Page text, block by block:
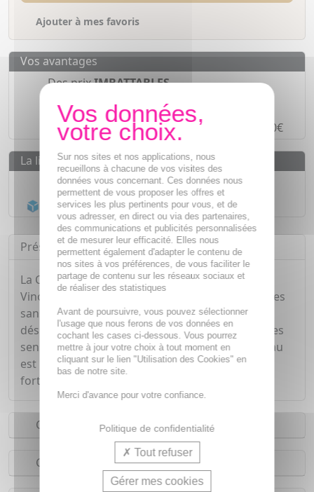
Ajouter à mes favoris
Vos avantages
Des prixIMBATTABLES
Paiement en ligne
SÉCURISÉ
Paiement en 4 fois sans frais à partir de 30€
La livraison
Livraison gratuite dès 55€
Acheminement Chronoposten 24h*
Présentation
La Crème Réparatrice Mains et Ongles
Vinotherapist™ nourrit et répare les mains sèches
sans effet gras, tout en les protégeant de la
déshydratation et des agressions extérieures. Les
sensations de tiraillements sont apaisées, la peau
est plus douce et les ongles et cuticules sont
fortifiés.
Conseils d'utilisation
Composition
Sur nos sites et nos applications, nous
recueillons à chacune de vos visites des
données vous concernant. Ces données nous
permettent de vous proposer les offres et
services les plus pertinents pour vous, et de
vous adresser, en direct ou via des partenaires,
des communications et publicités personnalisées
et de mesurer leur efficacité. Elles nous
permettent également d'adapter le contenu de
nos sites à vos préférences, de vous faciliter le
partage de contenu sur les réseaux sociaux et
de réaliser des statistiques
Avant de poursuivre, vous pouvez sélectionner
l'usage que nous ferons de vos données en
cochant les cases ci-dessous. Vous pourrez
mettre à jour votre choix à tout moment en
cliquant sur le lien "Utilisation des Cookies" en
bas de notre site.
Merci d'avance pour votre confiance.
Politique de confidentialité
Tout refuser
Gérer mes cookies